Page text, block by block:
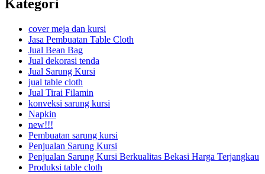
Kategori
cover meja dan kursi
Jasa Pembuatan Table Cloth
Jual Bean Bag
Jual dekorasi tenda
Jual Sarung Kursi
jual table cloth
Jual Tirai Filamin
konveksi sarung kursi
Napkin
new!!!
Pembuatan sarung kursi
Penjualan Sarung Kursi
Penjualan Sarung Kursi Berkualitas Bekasi Harga Terjangkau
Produksi table cloth